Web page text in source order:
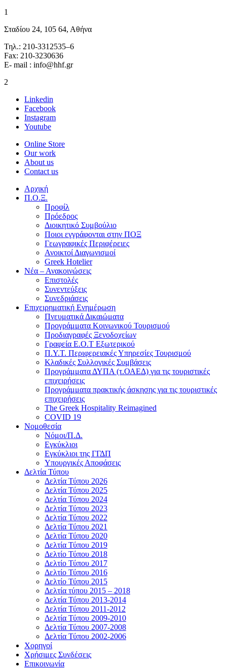
1
Σταδίου 24, 105 64, Αθήνα
Τηλ.: 210-3312535–6
Fax: 210-3230636
E- mail : info@hhf.gr
2
Linkedin
Facebook
Instagram
Youtube
Online Store
Our work
About us
Contact us
Αρχική
Π.Ο.Ξ.
Προφίλ
Πρόεδρος
Διοικητικό Συμβούλιο
Ποιοι εγγράφονται στην ΠΟΞ
Γεωγραφικές Περιφέρειες
Ανοικτοί Διαγωνισμoί
Greek Hotelier
Νέα – Ανακοινώσεις
Επιστολές
Συνεντεύξεις
Συνεδριάσεις
Επιχειρηματική Ενημέρωση
Πνευματικά Δικαιώματα
Προγράμματα Κοινωνικού Τουρισμού
Προδιαγραφές Ξενοδοχείων
Γραφεία Ε.Ο.Τ Εξωτερικού
Π.Υ.Τ. Περιφερειακές Υπηρεσίες Τουρισμού
Κλαδικές Συλλογικές Συμβάσεις
Προγράμματα ΔΥΠΑ (τ.ΟΑΕΔ) για τις τουριστικές
επιχειρήσεις
Προγράμματα πρακτικής άσκησης για τις τουριστικές
επιχειρήσεις
The Greek Hospitality Reimagined
COVID 19
Νομοθεσία
Νόμοι/Π.Δ.
Εγκύκλιοι
Εγκύκλιοι της ΓΓΔΠ
Υπουργικές Αποφάσεις
Δελτία Τύπου
Δελτία Τύπου 2026
Δελτία Τύπου 2025
Δελτία Τύπου 2024
Δελτία Τύπου 2023
Δελτία Τύπου 2022
Δελτία Τύπου 2021
Δελτία Τύπου 2020
Δελτία Τύπου 2019
Δελτίο Τύπου 2018
Δελτίο Τύπου 2017
Δελτίο Τύπου 2016
Δελτίο Τύπου 2015
Δελτία τύπου 2015 – 2018
Δελτία Τύπου 2013-2014
Δελτία Τύπου 2011-2012
Δελτία Τύπου 2009-2010
Δελτία Τύπου 2007-2008
Δελτία Τύπου 2002-2006
Χορηγοί
Χρήσιμες Συνδέσεις
Επικοινωνία